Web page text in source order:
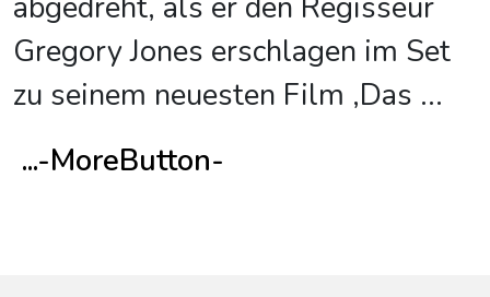
abgedreht, als er den Regisseur
Gregory Jones erschlagen im Set
zu seinem neuesten Film ‚Das ...
...-MoreButton-